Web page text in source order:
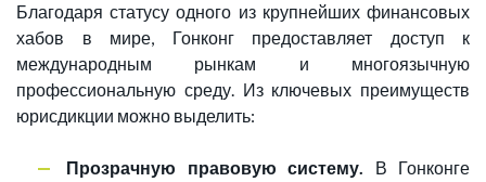
Благодаря статусу одного из крупнейших финансовых
хабов в мире, Гонконг предоставляет доступ к
международным рынкам и многоязычную
профессиональную среду. Из ключевых преимуществ
юрисдикции можно выделить:
Прозрачную правовую систему. В Гонконге